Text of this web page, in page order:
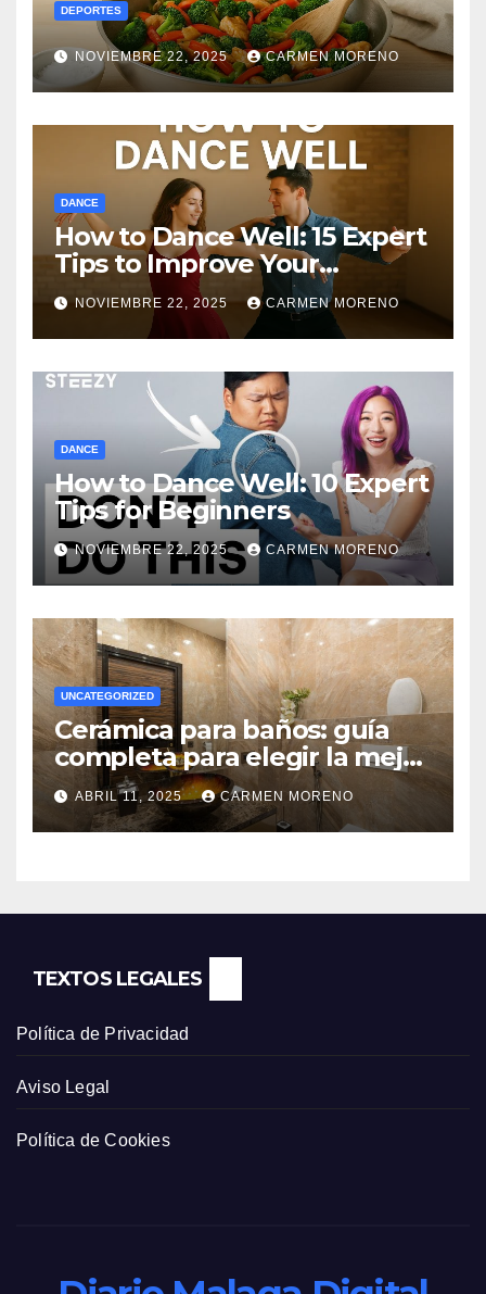
DEPORTES
NOVIEMBRE 22, 2025 CARMEN MORENO
DANCE
How to Dance Well: 15 Expert
Tips to Improve Your
Dancing Skills Fast
NOVIEMBRE 22, 2025 CARMEN MORENO
DANCE
How to Dance Well: 10 Expert
Tips for Beginners
NOVIEMBRE 22, 2025 CARMEN MORENO
UNCATEGORIZED
Cerámica para baños: guía
completa para elegir la mejor
opción
ABRIL 11, 2025 CARMEN MORENO
TEXTOS LEGALES
Política de Privacidad
Aviso Legal
Política de Cookies